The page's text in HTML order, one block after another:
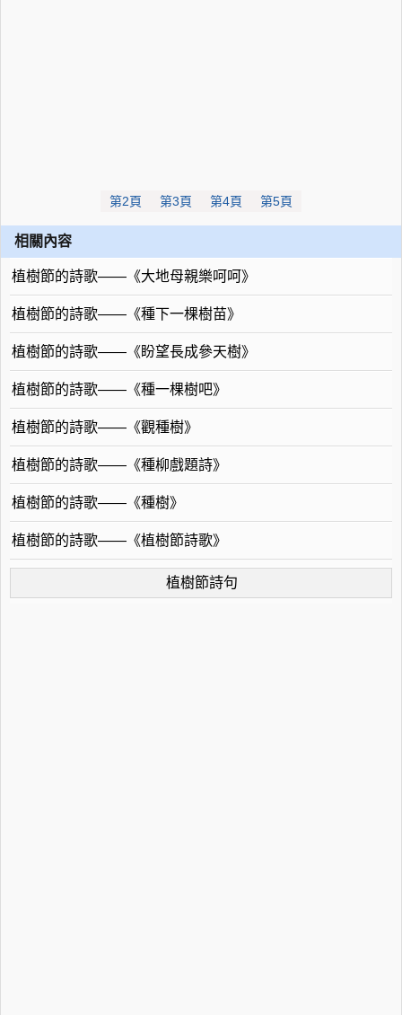
第2頁 第3頁 第4頁 第5頁
相關內容
植樹節的詩歌——《大地母親樂呵呵》
植樹節的詩歌——《種下一棵樹苗》
植樹節的詩歌——《盼望長成參天樹》
植樹節的詩歌——《種一棵樹吧》
植樹節的詩歌——《觀種樹》
植樹節的詩歌——《種柳戲題詩》
植樹節的詩歌——《種樹》
植樹節的詩歌——《植樹節詩歌》
植樹節詩句